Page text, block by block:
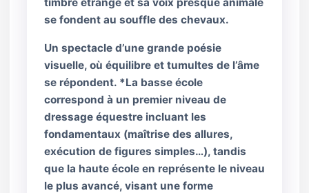
se fondent au souffle des chevaux.
Un spectacle d’une grande poésie
visuelle, où équilibre et tumultes de l’âme
se répondent. *La basse école
correspond à un premier niveau de
dressage équestre incluant les
fondamentaux (maîtrise des allures,
exécution de figures simples…), tandis
que la haute école en représente le niveau
le plus avancé, visant une forme